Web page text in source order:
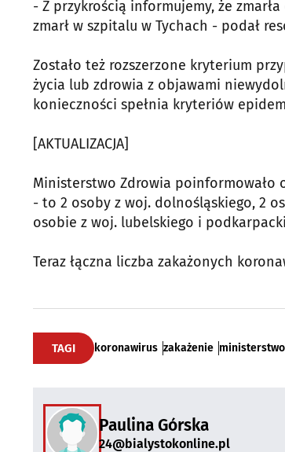
- Z przykrością informujemy, że
zmarł w szpitalu w Tychach - podał
Zostało też rozszerzone kryterium
życia lub zdrowia z objawami
konieczności spełnia kryteriów
[AKTUALIZACJA]
Ministerstwo Zdrowia poinformowało
- to 2 osoby z woj. dolnośląskiego, 2
osobie z woj. lubelskiego i
Teraz łączna liczba zakażonych
TAGI koronawirus zakażenie
Paulina Górska
24@bialystokonline.pl